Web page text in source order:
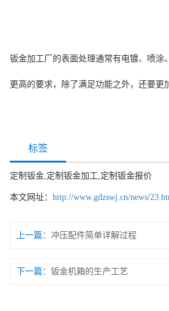
钣金加工厂的表面处理通常有电镀、喷
更高的要求，除了满足功能之外，还要更
标签
定制钣金,定制钣金加工,定制钣金报价
本文网址： http://www.gdzswj.cn/news/
上一篇： 冲压配件简单详解过程
下一篇： 钣金机箱的生产工艺